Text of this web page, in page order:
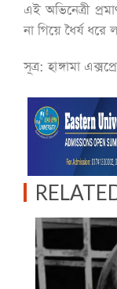
এই অভিনেত্রী
না গিয়ে ধৈর্য ধরে
সূত্র: হাঙ্গামা